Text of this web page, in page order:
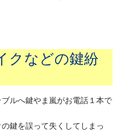
クなどの鍵紛
ルへ鍵やま嵐がお電話１本で
鍵を誤って失くしてしまっ